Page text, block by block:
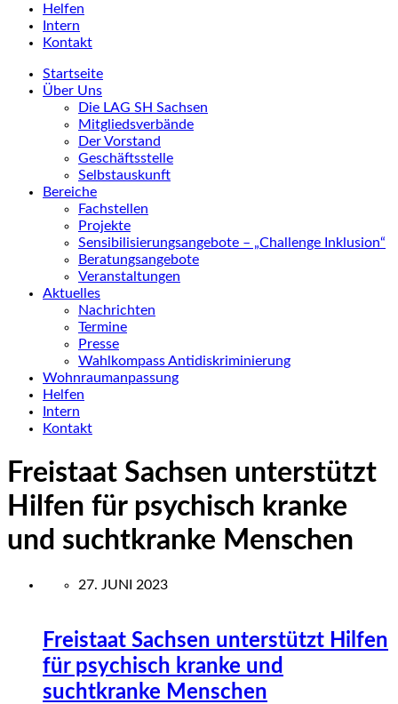
Helfen
Intern
Kontakt
Startseite
Über Uns
Die LAG SH Sachsen
Mitgliedsverbände
Der Vorstand
Geschäftsstelle
Selbstauskunft
Bereiche
Fachstellen
Projekte
Sensibilisierungsangebote – „Challenge Inklusion“
Beratungsangebote
Veranstaltungen
Aktuelles
Nachrichten
Termine
Presse
Wahlkompass Antidiskriminierung
Wohnraumanpassung
Helfen
Intern
Kontakt
Freistaat Sachsen unterstützt
Hilfen für psychisch kranke
und suchtkranke Menschen
27. JUNI 2023
Freistaat Sachsen unterstützt Hilfen
für psychisch kranke und
suchtkranke Menschen